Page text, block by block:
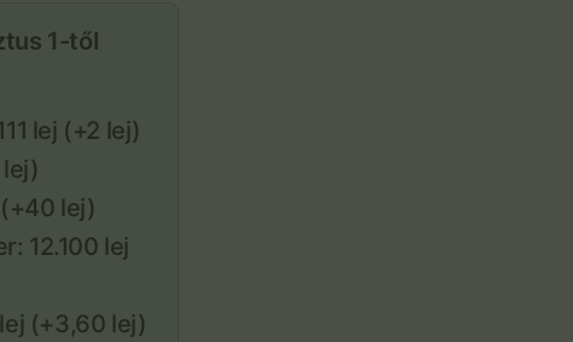
1-től
lej (+2 lej)
lej)
12.100 lej
(+3,60 lej)